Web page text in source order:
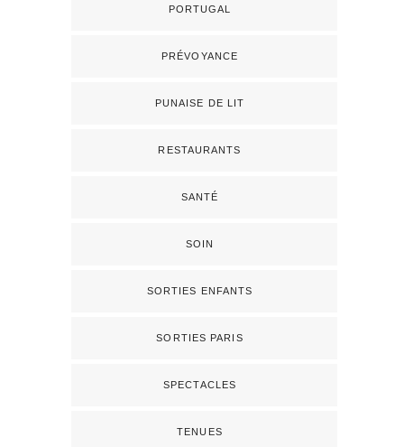
PORTUGAL
PRÉVOYANCE
PUNAISE DE LIT
RESTAURANTS
SANTÉ
SOIN
SORTIES ENFANTS
SORTIES PARIS
SPECTACLES
TENUES